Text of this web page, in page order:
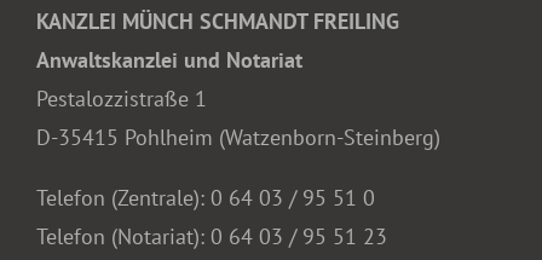
KANZLEI MÜNCH SCHMANDT FREILING
Anwaltskanzlei und Notariat
Pestalozzistraße 1
D-35415 Pohlheim (Watzenborn-Steinberg)
Telefon (Zentrale): 0 64 03 / 95 51 0
Telefon (Notariat): 0 64 03 / 95 51 23